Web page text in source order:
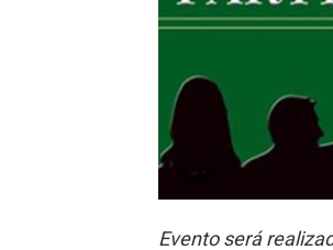
Evento será